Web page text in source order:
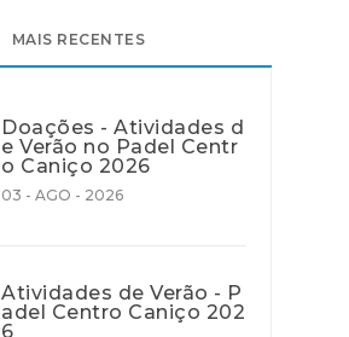
MAIS RECENTES
Doações - Atividades d
e Verão no Padel Centr
o Caniço 2026
03 - AGO - 2026
Atividades de Verão - P
adel Centro Caniço 202
6